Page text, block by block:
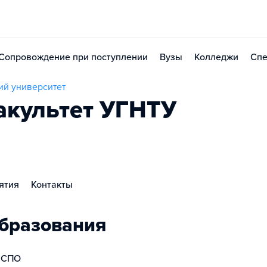
при поступлении Вузы Колледжи
университет
УГНТУ
Контакты
СПО